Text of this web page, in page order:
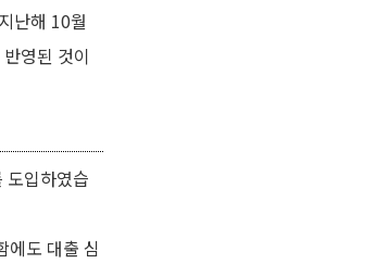
난해 10월
영된 것이
도입하였습
에도 대출 심